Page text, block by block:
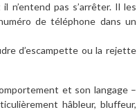
n’entend pas s’arrêter. Il les
de téléphone dans un
d’escampette ou la rejette
et son langage –
hâbleur, bluffeur,